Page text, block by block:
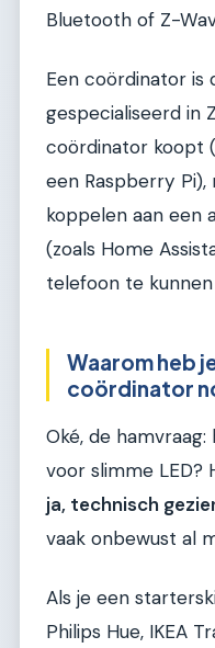
Bluetooth of Z-
Een coördinator is
gespecialiseerd in
coördinator koopt
een Raspberry
koppelen aan een
(zoals Home
telefoon te
Waarom heb
coördinator
Oké, de
voor slimme LED?
ja, technisch
vaak onbewust al
Als je een
Philips Hue, IKEA